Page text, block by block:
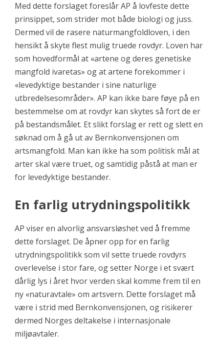
Med dette forslaget foreslår AP å lovfeste dette
prinsippet, som strider mot både biologi og juss.
Dermed vil de rasere naturmangfoldloven, i den
hensikt å skyte flest mulig truede rovdyr. Loven har
som hovedformål at «artene og deres genetiske
mangfold ivaretas» og at artene forekommer i
«levedyktige bestander i sine naturlige
utbredelsesområder». AP kan ikke bare føye på en
bestemmelse om at rovdyr kan skytes så fort de er
på bestandsmålet. Et slikt forslag er rett og slett en
søknad om å gå ut av Bernkonvensjonen om
artsmangfold. Man kan ikke ha som politisk mål at
arter skal være truet, og samtidig påstå at man er
for levedyktige bestander.
En farlig utrydningspolitikk
AP viser en alvorlig ansvarsløshet ved å fremme
dette forslaget. De åpner opp for en farlig
utrydningspolitikk som vil sette truede rovdyrs
overlevelse i stor fare, og setter Norge i et svært
dårlig lys i året hvor verden skal komme frem til en
ny «naturavtale» om artsvern. Dette forslaget må
være i strid med Bernkonvensjonen, og risikerer
dermed Norges deltakelse i internasjonale
miljøavtaler.